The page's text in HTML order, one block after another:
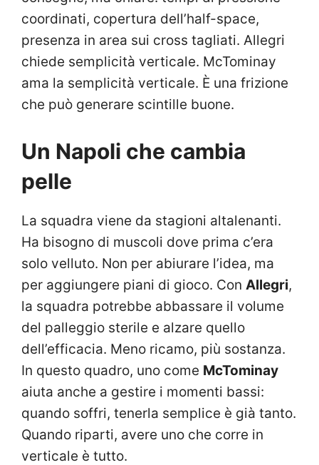
coordinati, copertura dell’half-space,
presenza in area sui cross tagliati. Allegri
chiede semplicità verticale. McTominay
ama la semplicità verticale. È una frizione
che può generare scintille buone.
Un Napoli che cambia
pelle
La squadra viene da stagioni altalenanti.
Ha bisogno di muscoli dove prima c’era
solo velluto. Non per abiurare l’idea, ma
per aggiungere piani di gioco. Con Allegri,
la squadra potrebbe abbassare il volume
del palleggio sterile e alzare quello
dell’efficacia. Meno ricamo, più sostanza.
In questo quadro, uno come McTominay
aiuta anche a gestire i momenti bassi:
quando soffri, tenerla semplice è già tanto.
Quando riparti, avere uno che corre in
verticale è tutto.